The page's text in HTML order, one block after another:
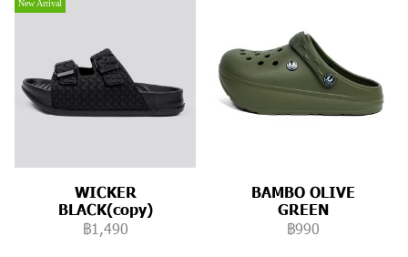
New Arrival
WICKER
BLACK(copy)
฿1,490
BAMBO OLIVE
GREEN
฿990